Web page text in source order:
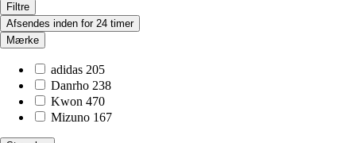
Filtre
Afsendes inden for 24 timer
Mærke
adidas 205
Danrho 238
Kwon 470
Mizuno 167